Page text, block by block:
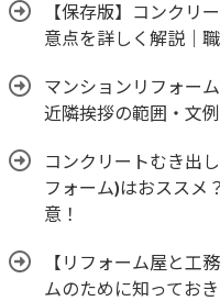
【保存版】コンクリ
意点を詳しく解説｜
マンションリフォー
近隣挨拶の範囲・文
コンクリートむき出
フォーム)はおススメ
意！
【リフォーム屋と工
ムのために知ってお